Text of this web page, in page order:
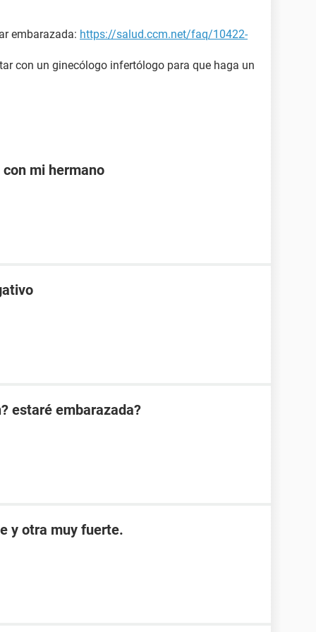
embarazada: https://salud.ccm.net/faq/10422-
con un ginecólogo infertólogo para que haga un
con mi hermano
estaré embarazada?
y otra muy fuerte.